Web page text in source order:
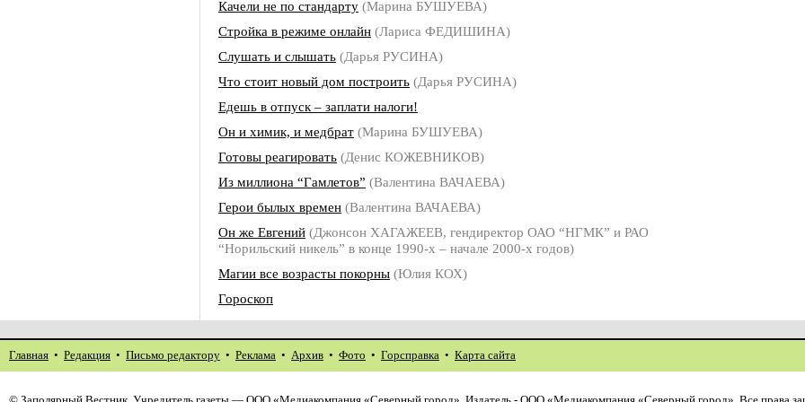
Качели не по стандарту (Марина БУШУЕВА)
Стройка в режиме онлайн (Лариса ФЕДИШИНА)
Слушать и слышать (Дарья РУСИНА)
Что стоит новый дом построить (Дарья РУСИНА)
Едешь в отпуск – заплати налоги!
Он и химик, и медбрат (Марина БУШУЕВА)
Готовы реагировать (Денис КОЖЕВНИКОВ)
Из миллиона “Гамлетов” (Валентина ВАЧАЕВА)
Герои былых времен (Валентина ВАЧАЕВА)
Он же Евгений (Джонсон ХАГАЖЕЕВ, гендиректор ОАО “НГМК” и РАО
“Норильский никель” в конце 1990-х – начале 2000-х годов)
Магии все возрасты покорны (Юлия КОХ)
Гороскоп
Главная • Редакция • Письмо редактору • Реклама • Архив • Фото • Горсправка • Карта сайта